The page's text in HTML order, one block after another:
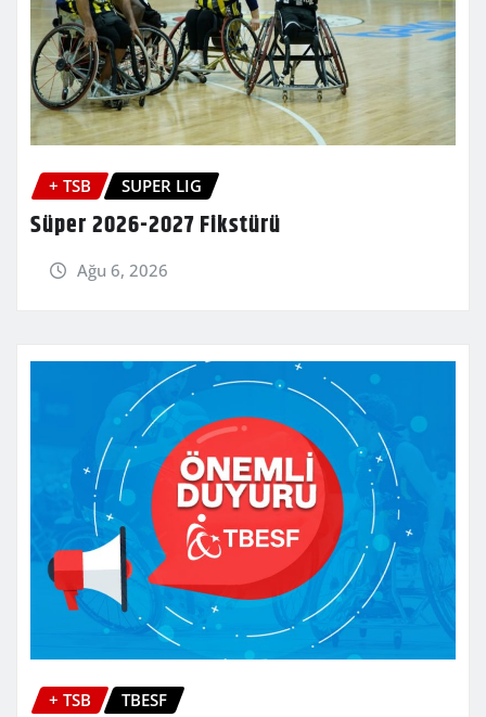
+ TSB SUPER LIG
Süper 2026-2027 Fikstürü
Ağu 6, 2026
+ TSB TBESF